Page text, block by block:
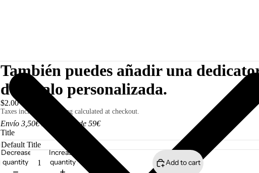
También puedes añadir una
de regalo personalizada.
$2.00 USD
Taxes included. Shipping calculated at checkout.
Envío 3,50€ I Gratis desde 59€
Title
Decrease
quantity
Increase
quantity
Add to cart